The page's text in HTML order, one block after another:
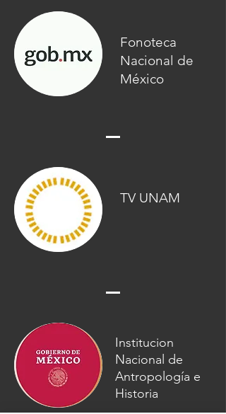
Fonoteca
Nacional de
México
TV UNAM
Institucion
Nacional de
Antropología e
Historia